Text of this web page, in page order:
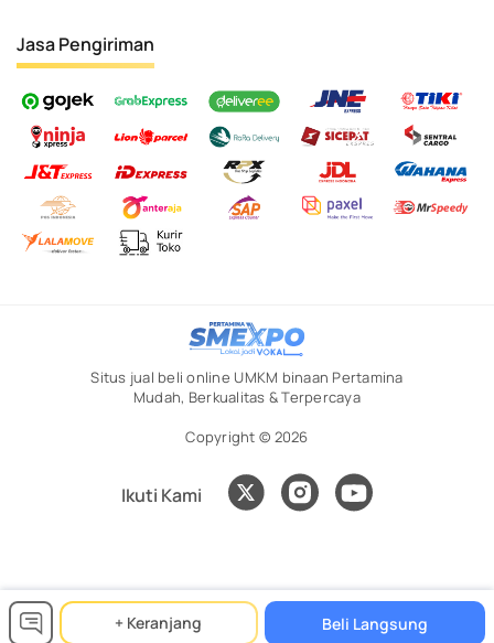
+ Keranjang Beli Langsung
Jasa Pengiriman
Situs jual beli online UMKM binaan Pertamina
Mudah, Berkualitas & Terpercaya
Copyright © 2026
Ikuti Kami